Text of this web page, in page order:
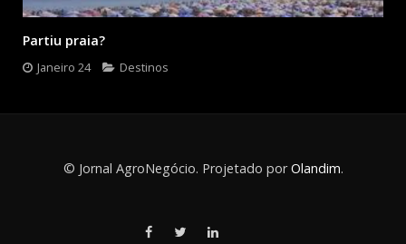
Partiu praia?
Janeiro 24 Destinos
© Jornal AgroNegócio. Projetado porOlandim.